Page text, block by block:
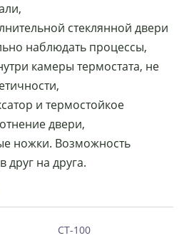
стеклянной двери
наблюдать процессы,
камеры термостата, не
и термостойкое
двери,
ножки. Возможность
друг на друга.
СТ-100